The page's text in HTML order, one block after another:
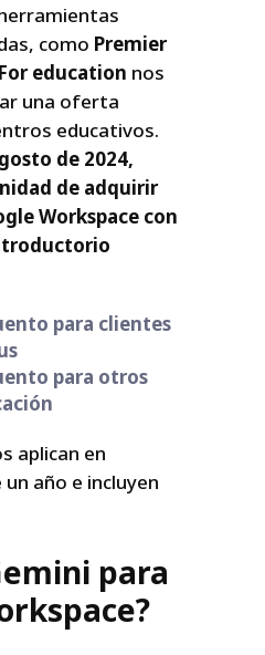
como Premier
education nos
una oferta
educativos.
de 2024,
de adquirir
Workspace con
para clientes
para otros
aplican en
año e incluyen
para